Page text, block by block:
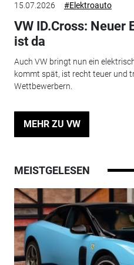
15.07.2026 #Elektroauto
VW ID.Cross: Neuer
ist da
Auch VW bringt nun ein
kommt spät, ist recht teuer und
Wettbewerbern.
MEHR ZU VW
MEISTGELESEN